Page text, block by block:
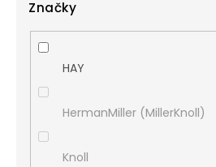
Značky
HAY
HermanMiller (MillerKnoll)
Knoll